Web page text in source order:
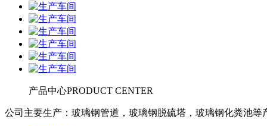
产品中心PRODUCT CENTER
公司主要生产：玻璃钢管道，玻璃钢脱硫塔，玻璃钢化粪池等